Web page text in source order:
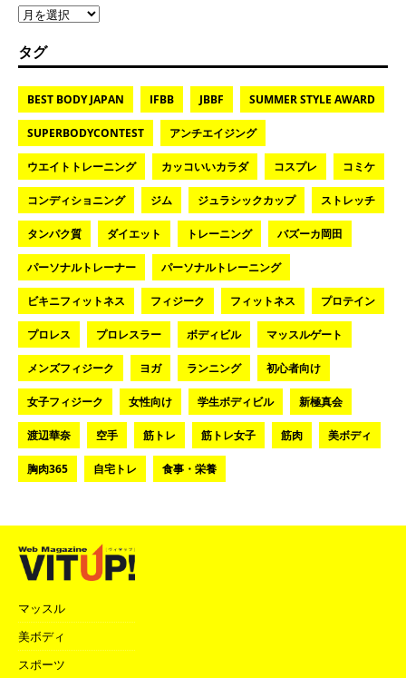
タグ
BEST BODY JAPAN IFBB JBBF SUMMER STYLE AWARD
SUPERBODYCONTEST アンチエイジング
ウエイトトレーニング カッコいいカラダ コスプレ コミケ
コンディショニング ジム ジュラシックカップ ストレッチ
タンパク質 ダイエット トレーニング バズーカ岡田
パーソナルトレーナー パーソナルトレーニング
ビキニフィットネス フィジーク フィットネス プロテイン
プロレス プロレスラー ボディビル マッスルゲート
メンズフィジーク ヨガ ランニング 初心者向け
女子フィジーク 女性向け 学生ボディビル 新極真会
渡辺華奈 空手 筋トレ 筋トレ女子 筋肉 美ボディ
胸肉365 自宅トレ 食事・栄養
マッスル
美ボディ
スポーツ